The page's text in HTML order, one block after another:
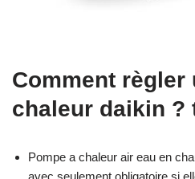
Comment règler
chaleur daikin ?
Pompe a chaleur air eau en
avec seulement obligatoire si